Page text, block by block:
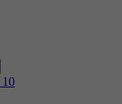
10